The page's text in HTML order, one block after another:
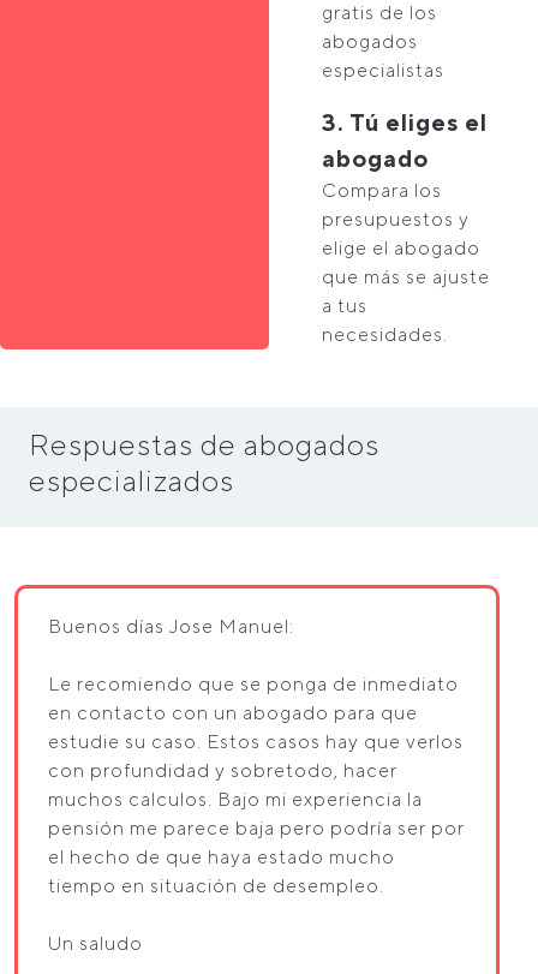
gratis de los
abogados
especialistas
3. Tú eliges el
abogado
Compara los
presupuestos y
elige el abogado
que más se ajuste
a tus
necesidades.
Respuestas de abogados
especializados
Buenos días Jose Manuel:
Le recomiendo que se ponga de inmediato
en contacto con un abogado para que
estudie su caso. Estos casos hay que verlos
con profundidad y sobretodo, hacer
muchos calculos. Bajo mi experiencia la
pensión me parece baja pero podría ser por
el hecho de que haya estado mucho
tiempo en situación de desempleo.
Un saludo